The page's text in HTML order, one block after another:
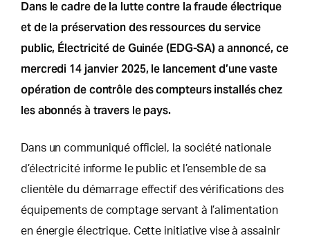
Dans le cadre de la lutte contre la fraude électrique
et de la préservation des ressources du service
public, Électricité de Guinée (EDG-SA) a annoncé, ce
mercredi 14 janvier 2025, le lancement d’une vaste
opération de contrôle des compteurs installés chez
les abonnés à travers le pays.
Dans un communiqué officiel, la société nationale
d’électricité informe le public et l’ensemble de sa
clientèle du démarrage effectif des vérifications des
équipements de comptage servant à l’alimentation
en énergie électrique. Cette initiative vise à assainir